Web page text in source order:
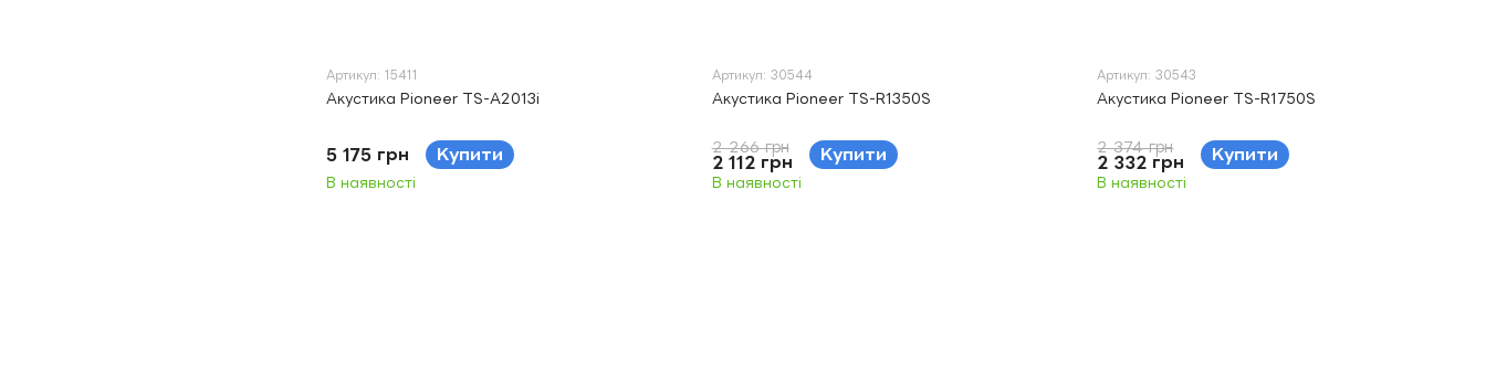
Артикул: 15411
Акустика Pioneer TS-A2013i
5 175 грн Купити
В наявності
Артикул: 30544
Акустика Pioneer TS-R1350S
2 266 грн
2 112 грн Купити
В наявності
Артикул: 30543
Акустика Pioneer TS-R1750S
2 374 грн
2 332 грн Купити
В наявності